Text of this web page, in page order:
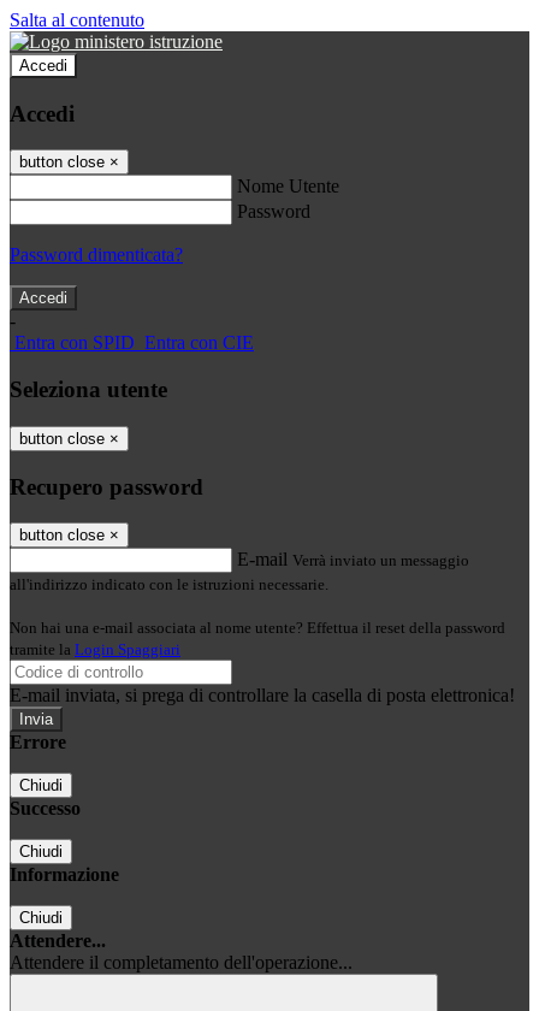
Salta al contenuto
Accedi
Accedi
button close ×
Nome Utente
Password
Password dimenticata?
-
Entra con SPID Entra con CIE
Seleziona utente
button close ×
Recupero password
button close ×
E-mail Verrà inviato un messaggio
all'indirizzo indicato con le istruzioni necessarie.
Non hai una e-mail associata al nome utente? Effettua il reset della password
tramite la Login Spaggiari
E-mail inviata, si prega di controllare la casella di posta elettronica!
Errore
Chiudi
Successo
Chiudi
Informazione
Chiudi
Attendere...
Attendere il completamento dell'operazione...